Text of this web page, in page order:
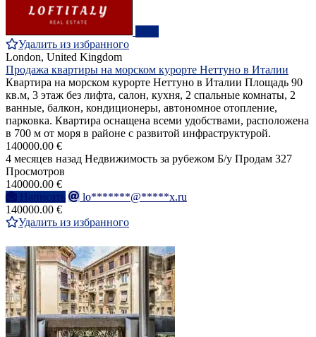
Удалить из избранного
London, United Kingdom
Продажа квартиры на морском курорте Неттуно в Италии
Квартира на морском курорте Неттуно в Италии Площадь 90
кв.м, 3 этаж без лифта, салон, кухня, 2 спальные комнаты, 2
ванные, балкон, кондиционеры, автономное отопление,
парковка. Квартира оснащена всеми удобствами, расположена
в 700 м от моря в районе с развитой инфраструктурой.
140000.00 €
4 месяцев назад Недвижимость за рубежом Б/у Продам 327
Просмотров
140000.00 €
Написать
lo*******@*****x.ru
140000.00 €
Удалить из избранного